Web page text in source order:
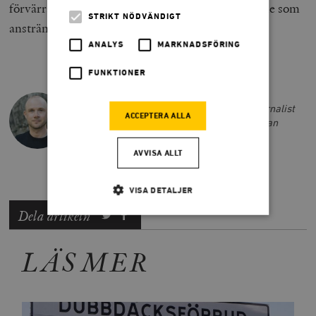
förvärra situationen den vill åtgärda, och straffa de som
anstränger sig på vägen.
Lars Anders Johansson är författare, journalist
och tidigare chefredaktör på Smedjan. Han
driver också podcastenBudoarstämning
Dela artikeln
LÄS MER
STRIKT NÖDVÄNDIGT
ANALYS MARKNADSFÖRING
FUNKTIONER
ACCEPTERA ALLA
AVVISA ALLT
VISA DETALJER
Marknadsföring
kärnwebbplatsfunktioner som användarinloggning
och kontohantering. Webbplatsen kan inte användas